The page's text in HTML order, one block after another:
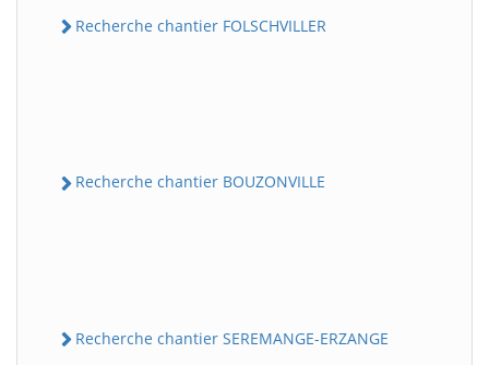
Recherche chantier FOLSCHVILLER
Recherche chantier BOUZONVILLE
Recherche chantier SEREMANGE-ERZANGE